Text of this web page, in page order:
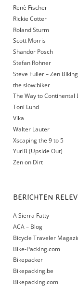
Renè Fischer
Rickie Cotter
Roland Sturm
Scott Morris
Shandor Posch
Stefan Rohner
Steve Fuller – Zen Biking
the slow:biker
The Way to Continental
Toni Lund
Vika
Walter Lauter
Xscaping the 9 to 5
YuriB (Upside Out)
Zen on Dirt
BERICHTEN
A Sierra Fatty
ACA – Blog
Bicycle Traveler
Bike-Packing.com
Bikepacker
Bikepacking.be
Bikepacking.com